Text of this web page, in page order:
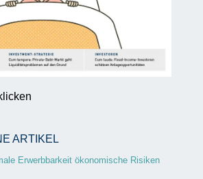
ARTIKEL
Erwerbbarkeit ökonomische Risiken